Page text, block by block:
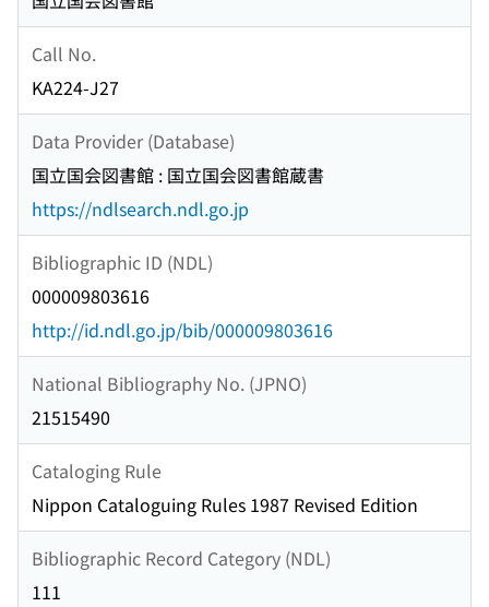
Call No.
KA224-J27
Data Provider (Database)
国立国会図書館 : 国立国会図書館蔵書
https://ndlsearch.ndl.go.jp
Bibliographic ID (NDL)
000009803616
http://id.ndl.go.jp/bib/000009803616
National Bibliography No. (JPNO)
21515490
Cataloging Rule
Nippon Cataloguing Rules 1987 Revised Edition
Bibliographic Record Category (NDL)
111